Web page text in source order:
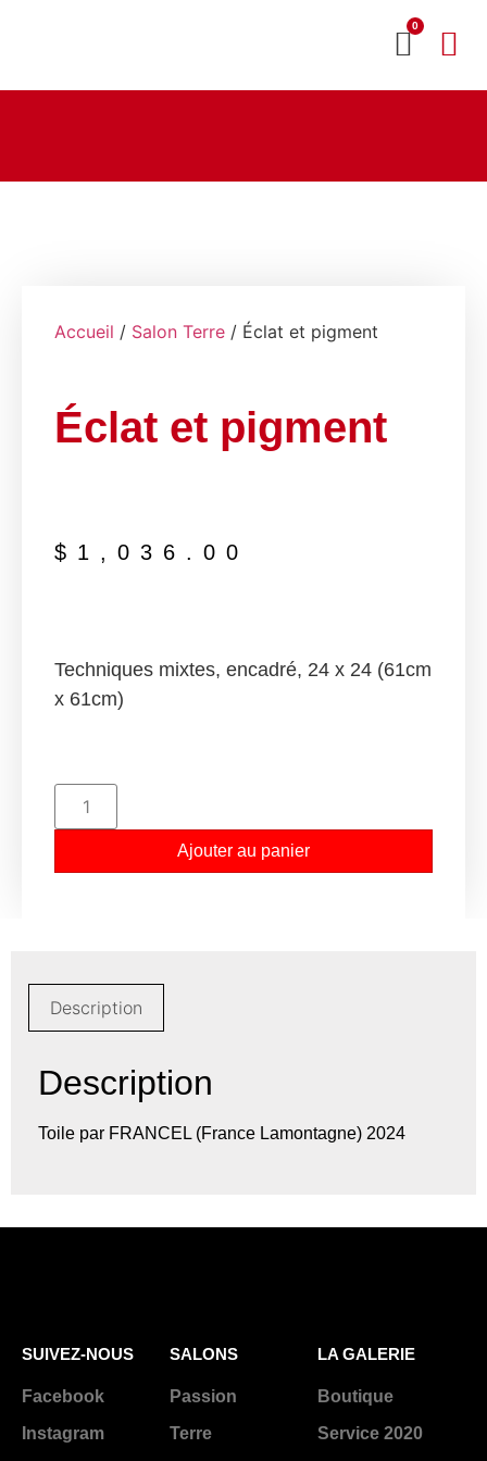
0
Accueil / Salon Terre / Éclat et pigment
Éclat et pigment
$ 1,036.00
Techniques mixtes, encadré, 24 x 24 (61cm
x 61cm)
Ajouter au panier
Description
Description
Toile par FRANCEL (France Lamontagne) 2024
SUIVEZ-NOUS
Facebook
Instagram
SALONS
Passion
Terre
LA GALERIE
Boutique
Service 2020